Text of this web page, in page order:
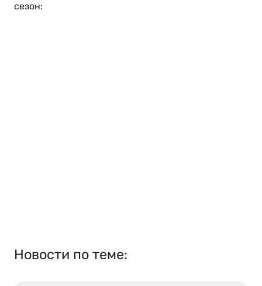
сезон:
Новости по теме: